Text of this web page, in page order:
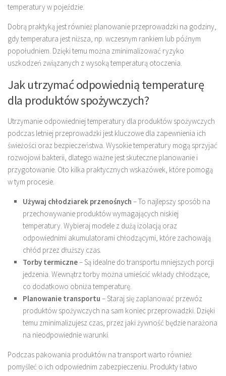
temperatury w pojeździe.
Dobrą praktyką jest również planowanie przeprowadzki na godziny,
gdy temperatura jest niższa, np. wczesnym rankiem lub późnym
popołudniem. Dzięki temu można zminimalizować ryzyko
uszkodzeń związanych z wysoką temperaturą otoczenia.
Jak utrzymać odpowiednią temperaturę
dla produktów spożywczych?
Utrzymanie odpowiedniej temperatury dla produktów spożywczych
podczas letniej przeprowadzki jest kluczowe dla zapewnienia ich
świeżości oraz bezpieczeństwa. Wysokie temperatury mogą sprzyjać
rozwojowi bakterii, dlatego ważne jest skuteczne planowanie i
przygotowanie. Oto kilka praktycznych wskazówek, które pomogą
w tym procesie.
Używaj chłodziarek przenośnych – To najlepszy sposób na
przechowywanie produktów wymagających niskiej
temperatury. Wybieraj modele z dużą izolacją oraz
odpowiednimi akumulatorami chłodzącymi, które zachowają
chłód przez dłuższy czas.
Torby termiczne– Są idealne do transportu mniejszych porcji
jedzenia. Wewnątrz torby można umieścić wkłady chłodzące,
co dodatkowo obniża temperaturę.
Planowanie transportu – Staraj się zaplanować przewóz
produktów spożywczych na sam koniec przeprowadzki. Dzięki
temu zminimalizujesz czas, przez jaki żywność będzie narażona
na nieodpowiednie warunki.
Podczas pakowania produktów na transport warto również
pomyśleć o ich odpowiednim zabezpieczeniu. Produkty łatwo